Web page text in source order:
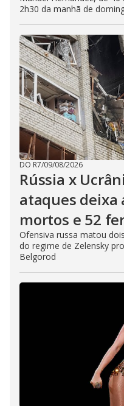
2h30 da manhã de
DO R7/09/08/2026
Rússia x
ataques deixa
mortos e 52
Ofensiva russa matou
do regime de Zelensky
Belgorod